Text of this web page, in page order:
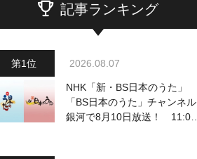
記事ランキング
2026.08.07
NHK「新・BS日本のうた」
「BS日本のうた」チャンネル
銀河で8月10日放送！ 11:00